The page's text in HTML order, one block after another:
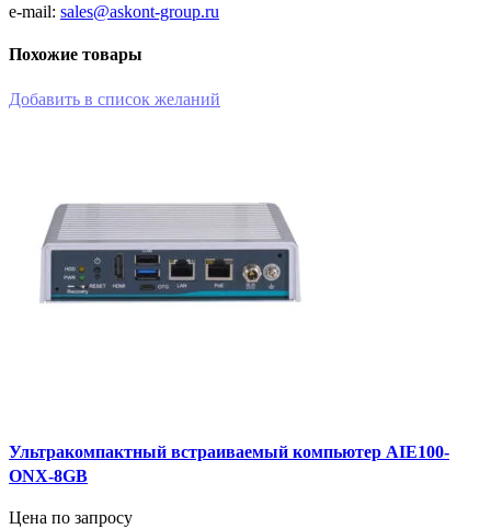
e-mail: sales@askont-group.ru
Похожие товары
Добавить в список желаний
Ультракомпактный встраиваемый компьютер AIE100-
ONX-8GB
Цена по запросу